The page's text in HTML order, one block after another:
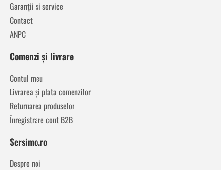
Garanții și service
Contact
ANPC
Comenzi și livrare
Contul meu
Livrarea și plata comenzilor
Returnarea produselor
Înregistrare cont B2B
Sersimo.ro
Despre noi